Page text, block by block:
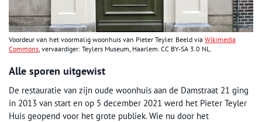
Voordeur van het voormalig woonhuis van Pieter Teyler. Beeld via Wikimedia
Commons , vervaardiger: Teylers Museum, Haarlem. CC BY-SA 3.0 NL.
Alle sporen uitgewist
De restauratie van zijn oude woonhuis aan de Damstraat 21 ging
in 2013 van start en op 5 december 2021 werd het Pieter Teyler
Huis geopend voor het grote publiek. Wie nu door het